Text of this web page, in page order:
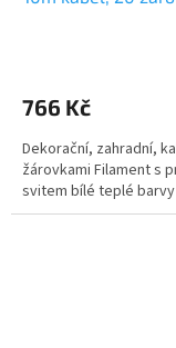
766 Kč
Dekorační, zahradní,
žárovkami Filament s
svitem bílé teplé